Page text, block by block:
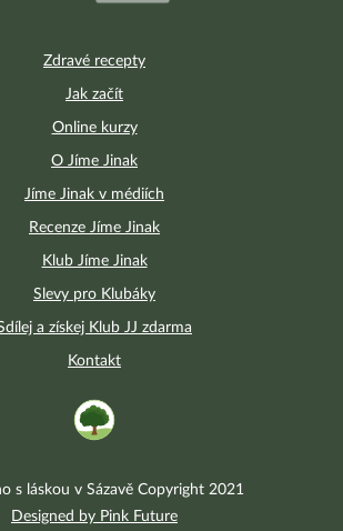
Zdravé recepty
Jak začít
Online kurzy
O Jíme Jinak
Jíme Jinak v médiích
Recenze Jíme Jinak
Klub Jíme Jinak
Slevy pro Klubáky
a získej Klub JJ zdarma
Kontakt
s láskou v Sázavě Copyright 2021
Designed by Pink Future